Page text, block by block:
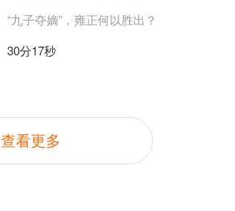
“九子夺嫡”，雍正何以胜出？
30分17秒
查看更多